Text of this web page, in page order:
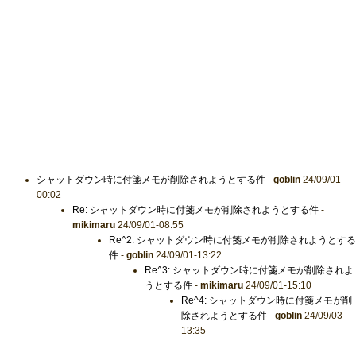
シャットダウン時に付箋メモが削除されようとする件- goblin24/09/01-
00:02
Re: シャットダウン時に付箋メモが削除されようとする件 -
mikimaru 24/09/01-08:55
Re^2: シャットダウン時に付箋メモが削除されようとする
件- goblin24/09/01-13:22
Re^3: シャットダウン時に付箋メモが削除されよ
うとする件 -mikimaru 24/09/01-15:10
Re^4: シャットダウン時に付箋メモが削
除されようとする件- goblin24/09/03-
13:35